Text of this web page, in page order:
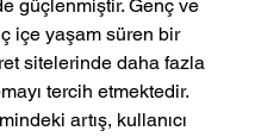
güçlenmiştir. Genç ve
içe yaşam süren bir
sitelerinde daha fazla
tercih etmektedir.
artış, kullanıcı